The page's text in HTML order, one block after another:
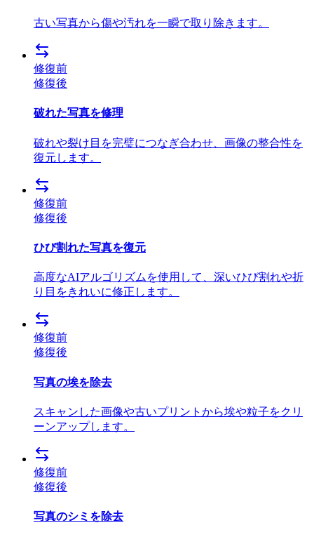
古い写真から傷や汚れを一瞬で取り除きます。
修復前
修復後
破れた写真を修理
破れや裂け目を完璧につなぎ合わせ、画像の整合性を
復元します。
修復前
修復後
ひび割れた写真を復元
高度なAIアルゴリズムを使用して、深いひび割れや折
り目をきれいに修正します。
修復前
修復後
写真の埃を除去
スキャンした画像や古いプリントから埃や粒子をクリ
ーンアップします。
修復前
修復後
写真のシミを除去